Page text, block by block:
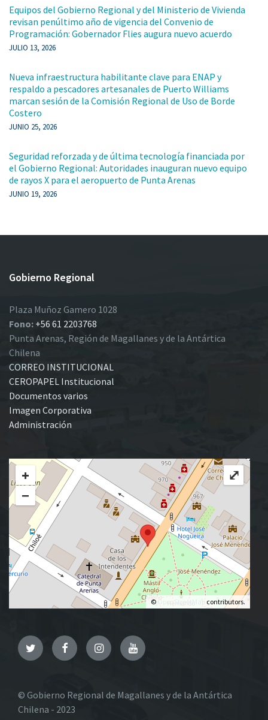
Equipos del Gobierno Regional y del Ministerio de Vivienda
revisan penúltimo año de vigencia del Convenio de
Programación: Gobernador Flies augura nuevo acuerdo
JULIO 13, 2026
Nueva infraestructura habilitante clave para ENAP y
respaldo a pescadores artesanales de Puerto Williams
marcan sesión de la Comisión Regional de Uso de Borde
Costero
JUNIO 25, 2026
Seguridad reforzada y de última tecnología financiada por
el Gobierno Regional: Autoridades inauguran nuevo equipo
de rayos X para el aeropuerto de Punta Arenas
JUNIO 19, 2026
Gobierno Regional
Plaza Muñoz Gamero 1028
Fono: +56 61 2203768
Punta Arenas, Región de Magallanes y de la Antártica
Chilena
CORREO INSTITUCIONAL
CEROPAPEL Institucional
Documentos varios
Imagen Corporativa
Administración
+
−
© OpenStreetMap contributors.
⤢
TwitterFacebookInstagramYouTube
© Gobierno Regional de Magallanes y de la Antártica
Chilena - 2023